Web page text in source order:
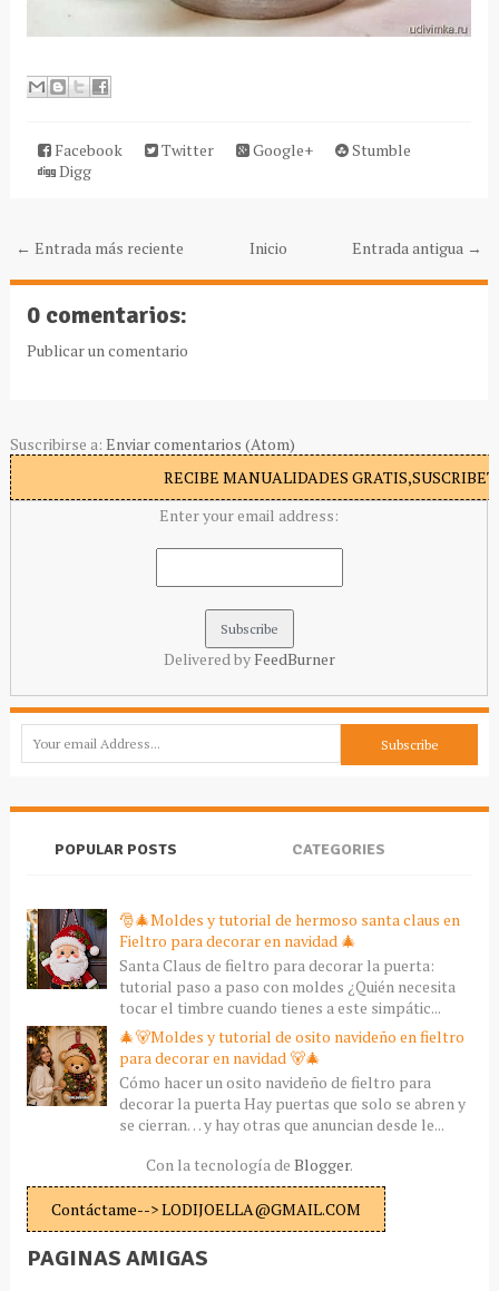
Facebook Twitter Google+
Stumble
Digg
← Entrada más reciente Entrada antigua →
Inicio
0 comentarios:
Publicar un comentario
Suscribirse a: Enviar comentarios (Atom)
RECIBE MANUALIDADES
Enter your email address:
Delivered by FeedBurner
POPULAR POSTS CATEGORIES
🎅🎄Moldes y tutorial de hermoso santa claus en
Fieltro para decorar en navidad 🎄
Santa Claus de fieltro para decorar la puerta:
tutorial paso a paso con moldes ¿Quién necesita
tocar el timbre cuando tienes a este simpátic...
🎄🐻Moldes y tutorial de osito navideño en fieltro
para decorar en navidad 🐻🎄
Cómo hacer un osito navideño de fieltro para
decorar la puerta Hay puertas que solo se abren y
se cierran… y hay otras que anuncian desde le...
Con la tecnología de Blogger.
Contáctame--> LODIJOELLA@GMAIL.COM
PAGINAS AMIGAS